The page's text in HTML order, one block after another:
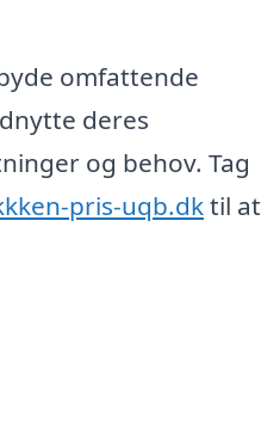
omfattende
deres
og behov. Tag
pris-uqb.dktil at